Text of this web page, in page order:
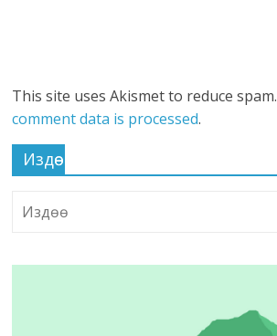
This site uses Akismet to reduce spam.
comment data is processed.
Издөө